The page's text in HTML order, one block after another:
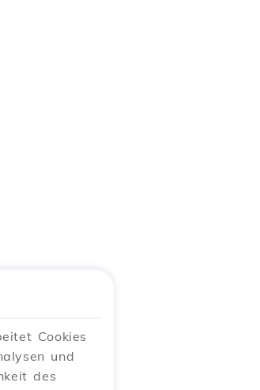
Cookies
und
des